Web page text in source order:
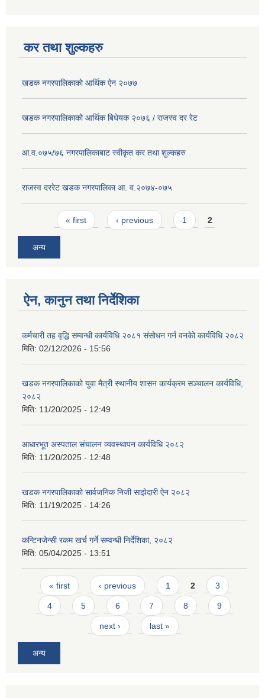
कर तथा शुल्कहरु
खडक नगरपालिकाकाे आर्थिक ए‍ेन २०७७
खडक नगरपालिकाको आर्थिक बिधेयक २०७६ / राजस्व दर रेट
आ.व.०७५/७६ नगरपालिकाबाट स्वीकृत कर तथा शुल्कहरु
राजस्व दररेट खडक नगरपालिका आ. व.२०७४-०७५
Pages« first ‹ previous 1 2
अन्य
ऐन, कानुन तथा निर्देशिका
कर्मचारी तह वृद्धि सम्वन्धी कार्यविधि २०८१ संसोधन गर्न वनकेो कार्यविधि २०८२
मिति: 02/12/2026 - 15:56
खडक नगरपालिकाको युवा मैत्री स्थानीय शासन कार्यक्रम सञ्चालन कार्यविधि,
२०८२
मिति: 11/20/2025 - 12:49
आधारभूत अस्पताल संचालन व्यवस्थापन कार्यविधि २०८२
मिति: 11/20/2025 - 12:48
खडक नगरपालिकाको सार्वजनिक निजी साझेदारी ऐन २०८२
मिति: 11/19/2025 - 14:26
कन्टिनजेन्सी रकम खर्च गर्ने सम्वन्धी निर्देशिका, २०८२
मिति: 05/04/2025 - 13:51
Pages
« first ‹ previous 1 2 3
4 5 6 7 8 9
next › last »
अन्य